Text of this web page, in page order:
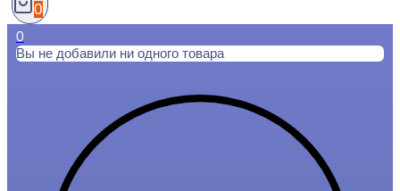
0
0
Вы не добавили ни одного товара